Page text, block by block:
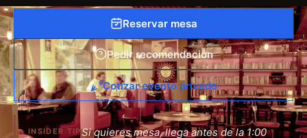
Reservar mesa
Pedir recomendación
Cotizar evento privado
INSIDER TIPSi quieres mesa, llega antes de la 1:00